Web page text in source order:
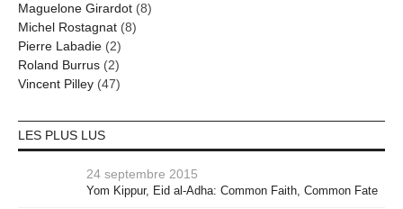
Maguelone Girardot (8)
Michel Rostagnat (8)
Pierre Labadie (2)
Roland Burrus (2)
Vincent Pilley (47)
LES PLUS LUS
24 septembre 2015
Yom Kippur, Eid al-Adha: Common Faith, Common Fate